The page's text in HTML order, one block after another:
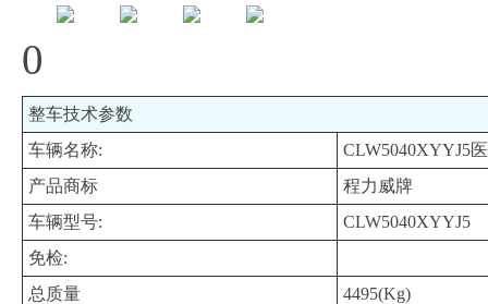
0
整车技术参数
车辆名称:
CLW5040XYYJ5
产品商标
程力威牌
车辆型号:
CLW5040XYYJ5
免检:
总质量
4495(Kg)